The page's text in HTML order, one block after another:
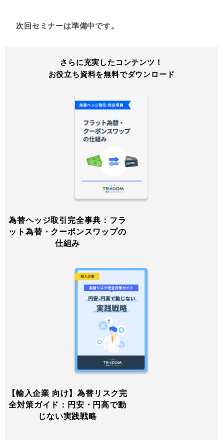
次回セミナーは準備中です。
さらに充実したコンテンツ！
お役立ち資料を無料でダウンロード
為替ヘッジ取引完全事典：フラ
ット為替・クーポンスワップの
仕組み
【輸入企業 向け】為替リスク完
全対策ガイド：円安・円高で動
じない実践戦略